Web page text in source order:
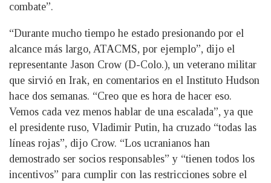
combate”.
“Durante mucho tiempo he estado presionando por el
alcance más largo, ATACMS, por ejemplo”, dijo el
representante Jason Crow (D-Colo.), un veterano militar
que sirvió en Irak, en comentarios en el Instituto Hudson
hace dos semanas. “Creo que es hora de hacer eso.
Vemos cada vez menos hablar de una escalada”, ya que
el presidente ruso, Vladimir Putin, ha cruzado “todas las
líneas rojas”, dijo Crow. “Los ucranianos han
demostrado ser socios responsables” y “tienen todos los
incentivos” para cumplir con las restricciones sobre el